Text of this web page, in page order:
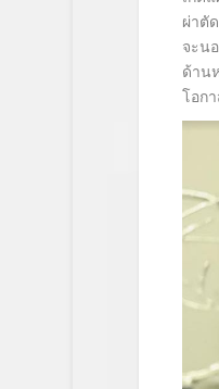
ผ่าตั
จะน
ด้าน
โอก